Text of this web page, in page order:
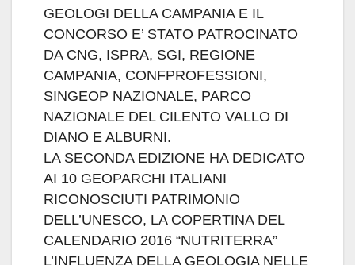
GEOLOGI DELLA CAMPANIA E IL
CONCORSO E’ STATO PATROCINATO
DA CNG, ISPRA, SGI, REGIONE
CAMPANIA, CONFPROFESSIONI,
SINGEOP NAZIONALE, PARCO
NAZIONALE DEL CILENTO VALLO DI
DIANO E ALBURNI.
LA SECONDA EDIZIONE HA DEDICATO
AI 10 GEOPARCHI ITALIANI
RICONOSCIUTI PATRIMONIO
DELL’UNESCO, LA COPERTINA DEL
CALENDARIO 2016 “NUTRITERRA”
L’INFLUENZA DELLA GEOLOGIA NELLE